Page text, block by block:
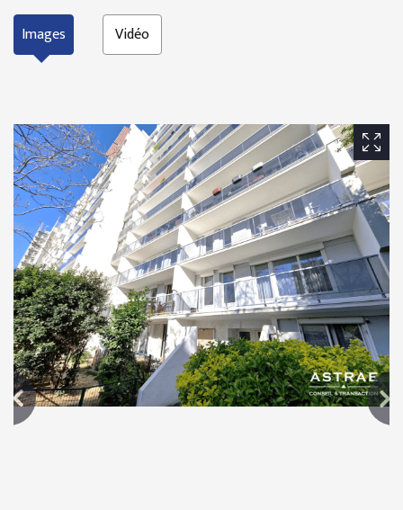
Images Vidéo